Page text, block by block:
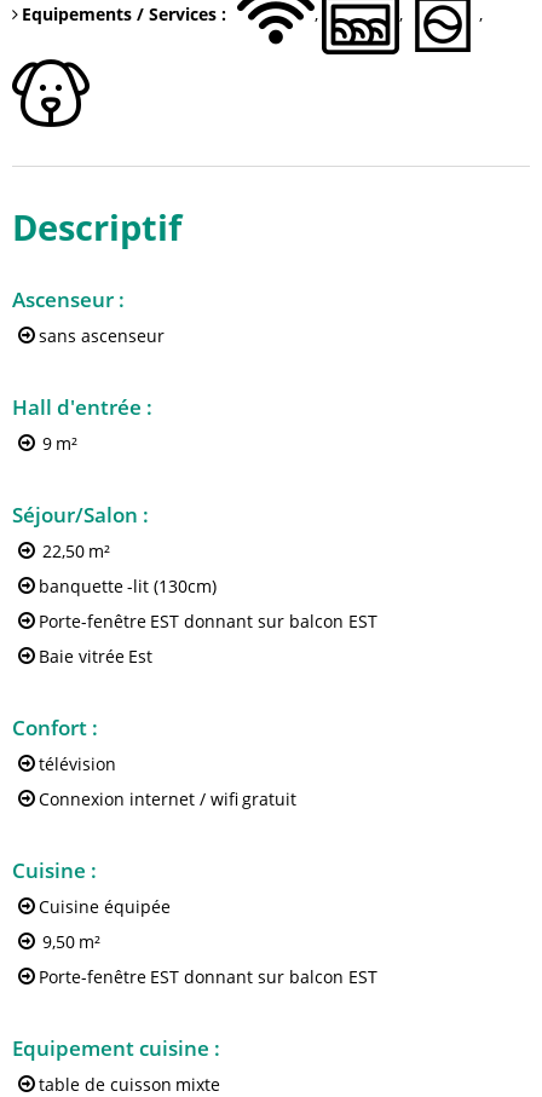
Equipements / Services :
Descriptif
Ascenseur :
sans ascenseur
Hall d'entrée :
9 m²
Séjour/Salon :
22,50 m²
banquette-lit (130cm)
Porte-fenêtre EST donnant sur balcon EST
Baie vitrée Est
Confort :
télévision
Connexion internet / wifigratuit
Cuisine :
Cuisine équipée
9,50 m²
Porte-fenêtre EST donnant sur balcon EST
Equipement cuisine :
table de cuisson mixte